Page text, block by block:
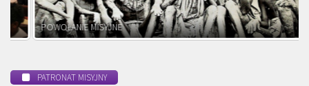
POWOŁANIE MISYJNE
PATRONAT MISYJNY